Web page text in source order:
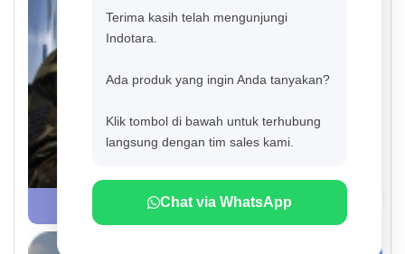
Military & Defense
Terima kasih telah mengunjungi
Indotara.
Ada produk yang ingin Anda tanyakan?
Klik tombol di bawah untuk terhubung
langsung dengan tim sales kami.
Chat via WhatsApp